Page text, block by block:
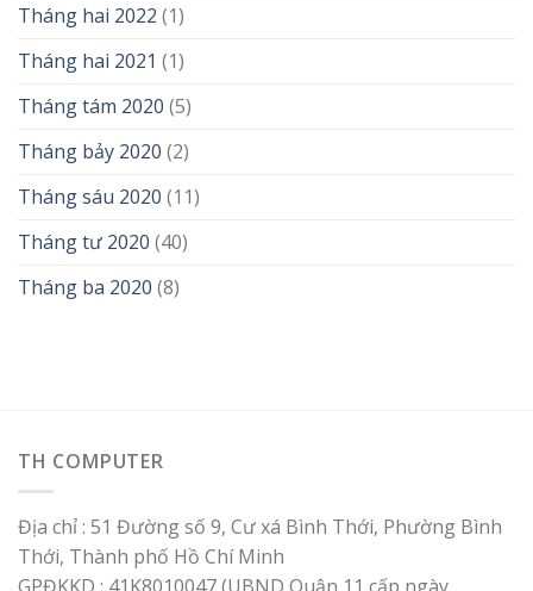
Tháng hai 2022 (1)
Tháng hai 2021 (1)
Tháng tám 2020 (5)
Tháng bảy 2020 (2)
Tháng sáu 2020 (11)
Tháng tư 2020 (40)
Tháng ba 2020 (8)
TH COMPUTER
Địa chỉ : 51 Đường số 9, Cư xá Bình Thới, Phường Bình
Thới, Thành phố Hồ Chí Minh